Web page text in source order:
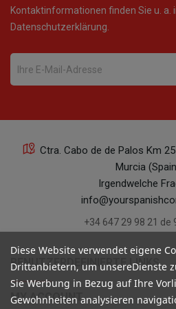
Kontaktinformationen finden Sie u. a.
Datenschutzerklärung.
Ctra. Cabo de de Palos Km
Murcia
Irgendwelche
+34 647 29 98 21 de
BENUTZERDEFINIERTE LINKS
MY ACCOUNT
Diese Website verwendet eigene
Drittanbietern, um unsereDienste
Sie Werbung in Bezug auf Ihre
Gewohnheiten analysieren